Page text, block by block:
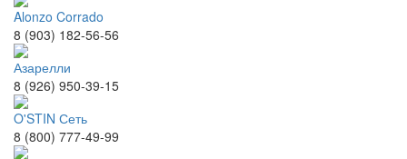
Alonzo Corrado
8 (903) 182-56-56
Азарелли
8 (926) 950-39-15
O'STIN Сеть
8 (800) 777-49-99